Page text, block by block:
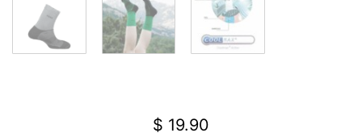
$ 19.90